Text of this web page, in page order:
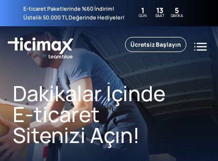
E-ticaret Paketlerinde %60 İndirim!
Üstelik 50.000 TL Değerinde Hediyeler!
1
GÜN 13
SAAT 5
DAKIKA
Ücretsiz Başlayın
Dakikalar İçinde
E-ticaret
Sitenizi Açın!